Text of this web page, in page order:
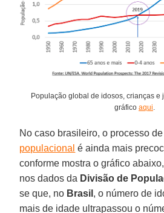
População global de idosos, crianças e
gráfico aqui.
No caso brasileiro, o processo
populacional é ainda mais
conforme mostra o gráfico
nos dados da Divisão de
se que, no Brasil , o número de
mais de idade ultrapassou o